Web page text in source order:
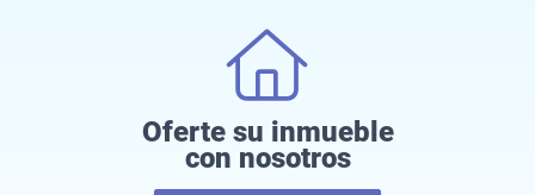
Oferte su inmueble
con nosotros